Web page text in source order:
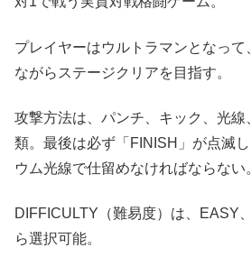
プレイヤーはウルトラマンとなっ
ながらステージクリアを目指す。
攻撃方法は、パンチ、キック、光
類。最後は必ず「FINISH」が点滅
ウム光線で仕留めなければならない
DIFFICULTY（難易度）は、EASY
ら選択可能。